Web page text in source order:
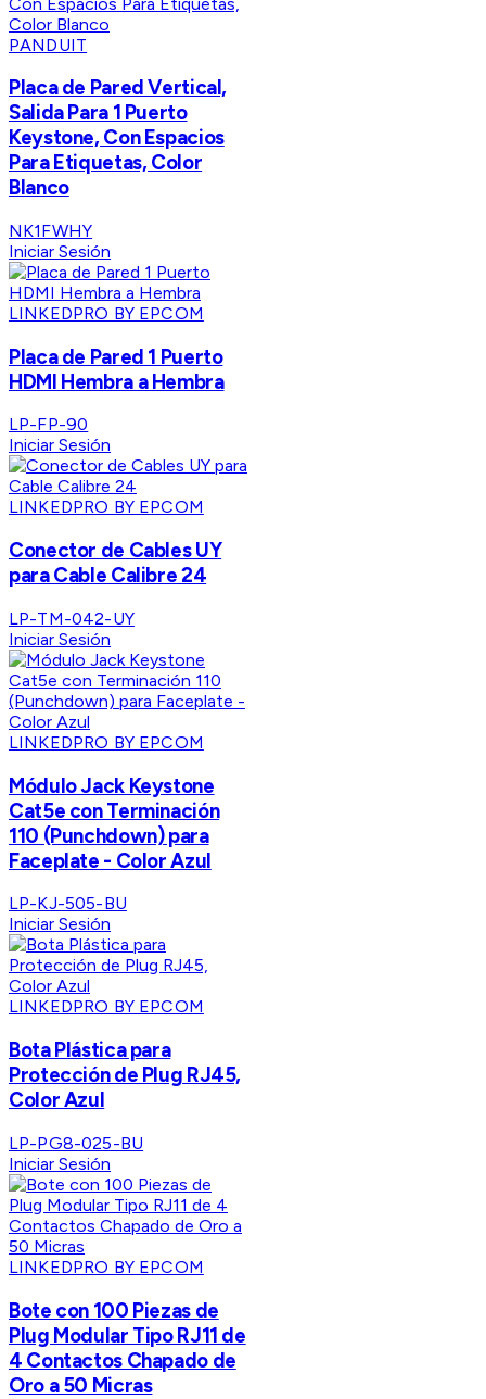
PANDUIT
Placa de Pared Vertical,
Salida Para 1 Puerto
Keystone, Con Espacios
Para Etiquetas, Color
Blanco
NK1FWHY
Iniciar Sesión
LINKEDPRO BY EPCOM
Placa de Pared 1 Puerto
HDMI Hembra a Hembra
LP-FP-90
Iniciar Sesión
LINKEDPRO BY EPCOM
Conector de Cables UY
para Cable Calibre 24
LP-TM-042-UY
Iniciar Sesión
LINKEDPRO BY EPCOM
Módulo Jack Keystone
Cat5e con Terminación
110 (Punchdown) para
Faceplate - Color Azul
LP-KJ-505-BU
Iniciar Sesión
LINKEDPRO BY EPCOM
Bota Plástica para
Protección de Plug RJ45,
Color Azul
LP-PG8-025-BU
Iniciar Sesión
LINKEDPRO BY EPCOM
Bote con 100 Piezas de
Plug Modular Tipo RJ11 de
4 Contactos Chapado de
Oro a 50 Micras